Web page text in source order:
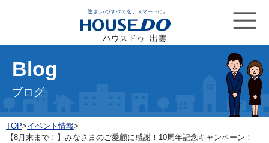
ハウスドゥ 出雲
Blog
ブログ
TOP>イベント情報>
【8月末まで！】みなさまのご愛顧に感謝！10周年記念キャンペーン！